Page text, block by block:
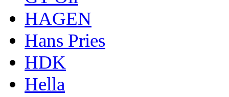
HAGEN
Hans Pries
HDK
Hella